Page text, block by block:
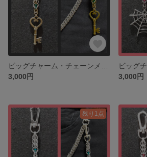
3,000円
3,000円
残り1点